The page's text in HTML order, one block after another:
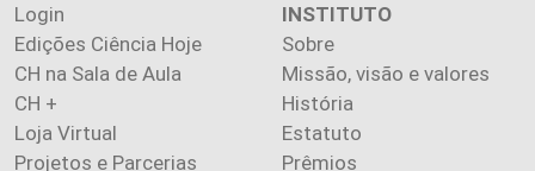
Login
Edições Ciência Hoje
CH na Sala de Aula
CH +
Loja Virtual
Projetos e Parcerias
INSTITUTO
Sobre
Missão, visão e valores
História
Estatuto
Prêmios